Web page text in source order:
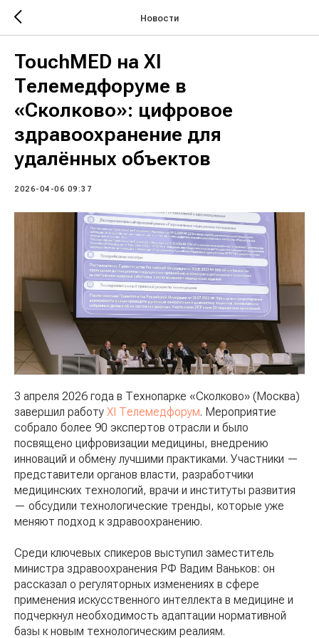
Новости
TouchMED на XI
Телемедфоруме в
«Сколково»: цифровое
здравоохранение для
удалённых объектов
2026-04-06 09:37
3 апреля 2026 года в Технопарке «Сколково» (Москва)
завершил работу XI Телемедфорум. Мероприятие
собрало более 90 экспертов отрасли и было
посвящено цифровизации медицины, внедрению
инноваций и обмену лучшими практиками. Участники —
представители органов власти, разработчики
медицинских технологий, врачи и институты развития
— обсудили технологические тренды, которые уже
меняют подход к здравоохранению.
Среди ключевых спикеров выступил заместитель
министра здравоохранения РФ Вадим Ваньков: он
рассказал о регуляторных изменениях в сфере
применения искусственного интеллекта в медицине и
подчеркнул необходимость адаптации нормативной
базы к новым технологическим реалиям.